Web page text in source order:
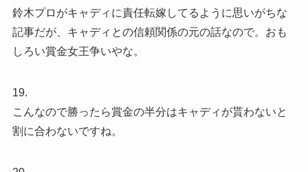
鈴木プロがキャディに責任転嫁してるように思いがちな
記事だが、キャディとの信頼関係の元の話なので。おも
しろい賞金女王争いやな。
19.
こんなので勝ったら賞金の半分はキャディが貰わないと
割に合わないですね。